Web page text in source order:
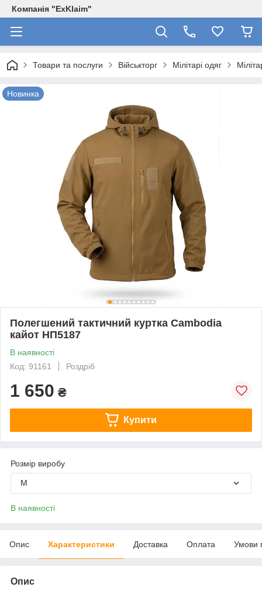
Компанія "ExKlaim"
Товари та послуги Військторг Мілітарі одяг
Новинка
Полегшений тактичний куртка Cambodia
кайот НП5187
В наявності
Код: 91161
Роздріб
1 650 ₴
Купити
Розмір виробу
M
В наявності
Опис Характеристики Доставка Оплата Умови
Опис